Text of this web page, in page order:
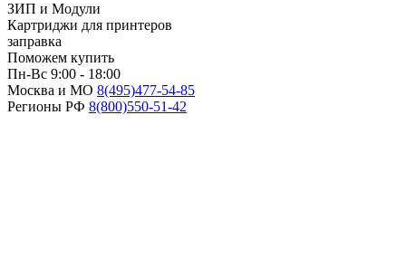
ЗИП и Модули
Картриджи для принтеров
заправка
Поможем купить
Пн-Вс 9:00 - 18:00
Москва и МО 8(495)477-54-85
Регионы РФ 8(800)550-51-42